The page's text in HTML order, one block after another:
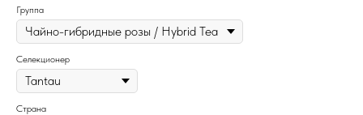
Группа
Селекционер
Страна